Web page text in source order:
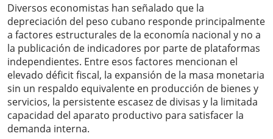
Diversos economistas han señalado que la
depreciación del peso cubano responde principalmente
a factores estructurales de la economía nacional y no a
la publicación de indicadores por parte de plataformas
independientes. Entre esos factores mencionan el
elevado déficit fiscal, la expansión de la masa monetaria
sin un respaldo equivalente en producción de bienes y
servicios, la persistente escasez de divisas y la limitada
capacidad del aparato productivo para satisfacer la
demanda interna.